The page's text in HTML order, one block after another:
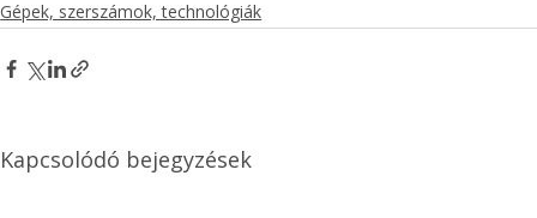
Gépek, szerszámok, technológiák
Kapcsolódó bejegyzések